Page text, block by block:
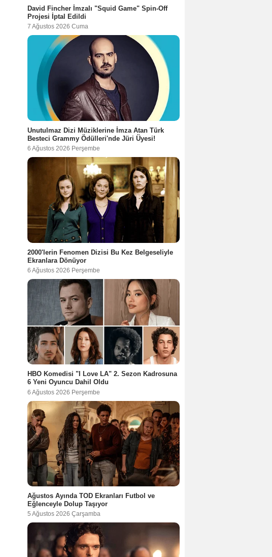
David Fincher İmzalı "Squid Game" Spin-Off
Projesi İptal Edildi
7 Ağustos 2026 Cuma
Unutulmaz Dizi Müziklerine İmza Atan Türk
Besteci Grammy Ödülleri'nde Jüri Üyesi!
6 Ağustos 2026 Perşembe
2000'lerin Fenomen Dizisi Bu Kez Belgeseliyle
Ekranlara Dönüyor
6 Ağustos 2026 Perşembe
HBO Komedisi "I Love LA" 2. Sezon Kadrosuna
6 Yeni Oyuncu Dahil Oldu
6 Ağustos 2026 Perşembe
Ağustos Ayında TOD Ekranları Futbol ve
Eğlenceyle Dolup Taşıyor
5 Ağustos 2026 Çarşamba